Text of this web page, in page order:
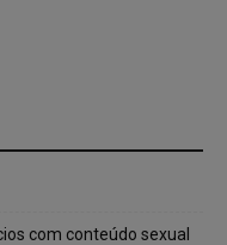
com conteúdo sexual